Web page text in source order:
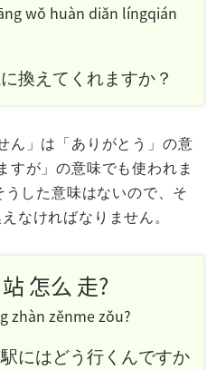
wǒ huàn diǎn língqián
換えてくれますか？
ん」は「ありがとう」の意
すが」の意味でも使われま
うした意味はないので、そ
なければなりません。
怎么 走?
zhàn zěnme zǒu?
にはどう行くんですか